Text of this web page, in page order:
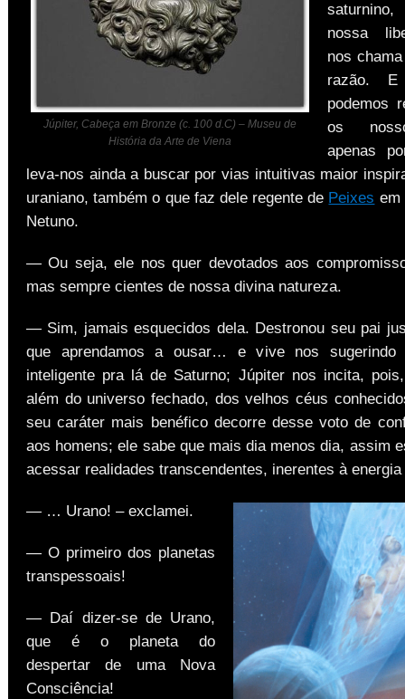
Júpiter, Cabeça em Bronze (c. 100 d.C) – Museu de
História da Arte de Viena
nossa
nos
razão.
podemos
os
apenas
leva-nos ainda a buscar por vias intuitivas maior
uraniano, também o que faz dele regente de Peixes em
Netuno.
— Ou seja, ele nos quer devotados aos
mas sempre cientes de nossa divina natureza.
— Sim, jamais esquecidos dela. Destronou seu pai
que aprendamos a ousar… e vive nos
inteligente pra lá de Saturno; Júpiter nos incita,
além do universo fechado, dos velhos céus
seu caráter mais benéfico decorre desse voto de
aos homens; ele sabe que mais dia menos dia, assim
acessar realidades transcendentes, inerentes à
— … Urano! – exclamei.
— O primeiro dos planetas
transpessoais!
— Daí dizer-se de Urano,
que é o planeta do
despertar de uma Nova
Consciência!